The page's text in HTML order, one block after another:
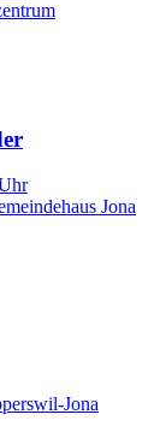
Jona
Jona